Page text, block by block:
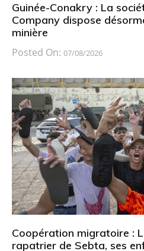
Guinée-Conakry : La
Company dispose
minière
Posted On: 07/08/2026
Coopération migratoire :
rapatrier de Sebta, ses